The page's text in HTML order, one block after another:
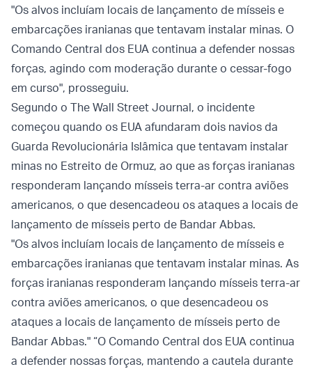
"Os alvos incluíam locais de lançamento de mísseis e
embarcações iranianas que tentavam instalar minas. O
Comando Central dos EUA continua a defender nossas
forças, agindo com moderação durante o cessar-fogo
em curso", prosseguiu.
Segundo o The Wall Street Journal, o incidente
começou quando os EUA afundaram dois navios da
Guarda Revolucionária Islâmica que tentavam instalar
minas no Estreito de Ormuz, ao que as forças iranianas
responderam lançando mísseis terra-ar contra aviões
americanos, o que desencadeou os ataques a locais de
lançamento de mísseis perto de Bandar Abbas.
"Os alvos incluíam locais de lançamento de mísseis e
embarcações iranianas que tentavam instalar minas. As
forças iranianas responderam lançando mísseis terra-ar
contra aviões americanos, o que desencadeou os
ataques a locais de lançamento de mísseis perto de
Bandar Abbas." “O Comando Central dos EUA continua
a defender nossas forças, mantendo a cautela durante